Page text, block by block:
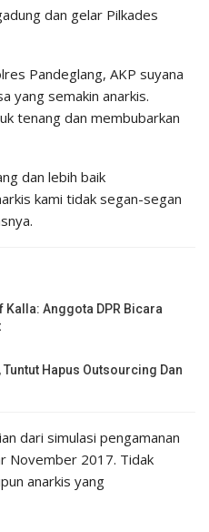
dan gelar Pilkades
Pandeglang, AKP suyana
yang semakin anarkis.
tenang dan membubarkan
dan lebih baik
kami tidak segan-segan
Kalla: Anggota DPR Bicara
Hapus Outsourcing Dan
dari simulasi pengamanan
November 2017. Tidak
anarkis yang